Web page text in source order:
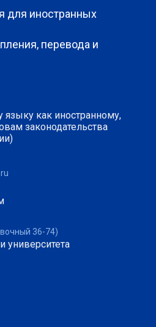
для иностранных
перевода и
как иностранному,
законодательства
36-74)
университета